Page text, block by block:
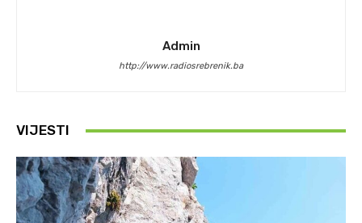
Admin
http://www.radiosrebrenik.ba
VIJESTI